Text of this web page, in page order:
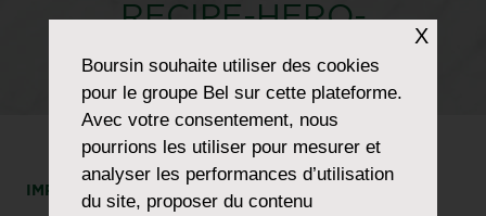
RECIPE-HERO-
SAUMON
IMPRIMER PARTAGER
X
Boursinsouhaite utiliser des cookies
pour le groupe Bel sur cette plateforme.
Avec votre consentement, nous
pourrions les utiliser pour mesurer et
analyser les performances d’utilisation
du site, proposer du contenu